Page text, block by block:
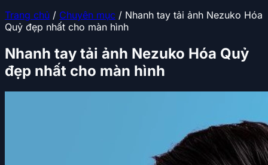
Trang chủ / Chuyên mục / Nhanh tay tải ảnh Nezuko Hóa
Quỷ đẹp nhất cho màn hình
Nhanh tay tải ảnh Nezuko Hóa Quỷ
đẹp nhất cho màn hình